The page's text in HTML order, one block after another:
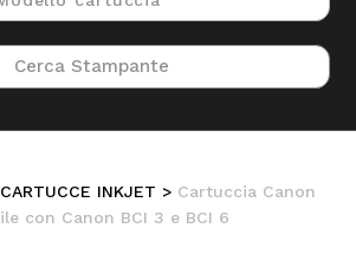
CARTUCCE INKJET > Cartuccia Canon
con Canon BCI 3 e BCI 6